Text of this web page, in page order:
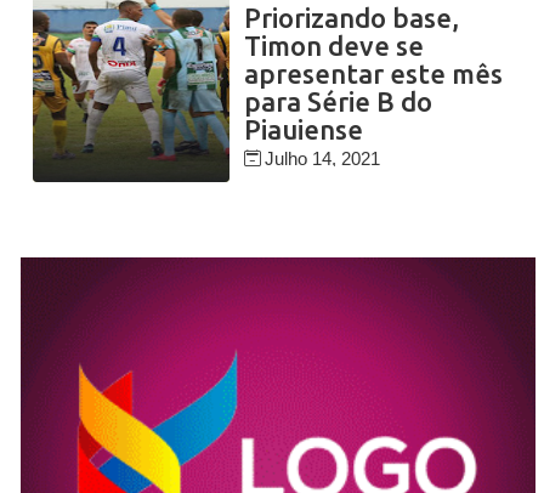
Priorizando base,
Timon deve se
apresentar este mês
para Série B do
Piauiense
Julho 14, 2021